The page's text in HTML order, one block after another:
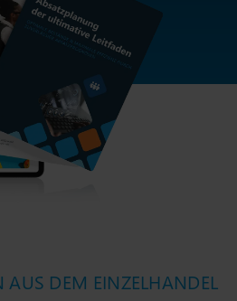
DEM EINZELHANDEL